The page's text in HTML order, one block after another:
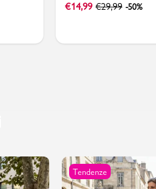
€14,99 €29,99 -50%
Tendenze